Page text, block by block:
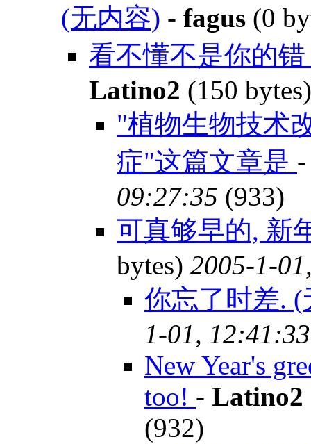
(无内容) - fagus (0
看不懂不是你的
Latino2 (150
"植物生物技术
症"这篇文章是
09:27:35 (933)
可真够早的, 新
bytes) 2005-1-
你忘了时差. (
1-01, 12:41:33
New Year's
too! - Latino2
(932)